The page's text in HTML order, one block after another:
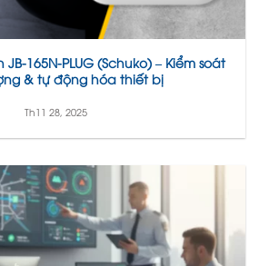
165N-PLUG (Schuko) – Kiểm soát
& tự động hóa thiết bị
Th11 28, 2025